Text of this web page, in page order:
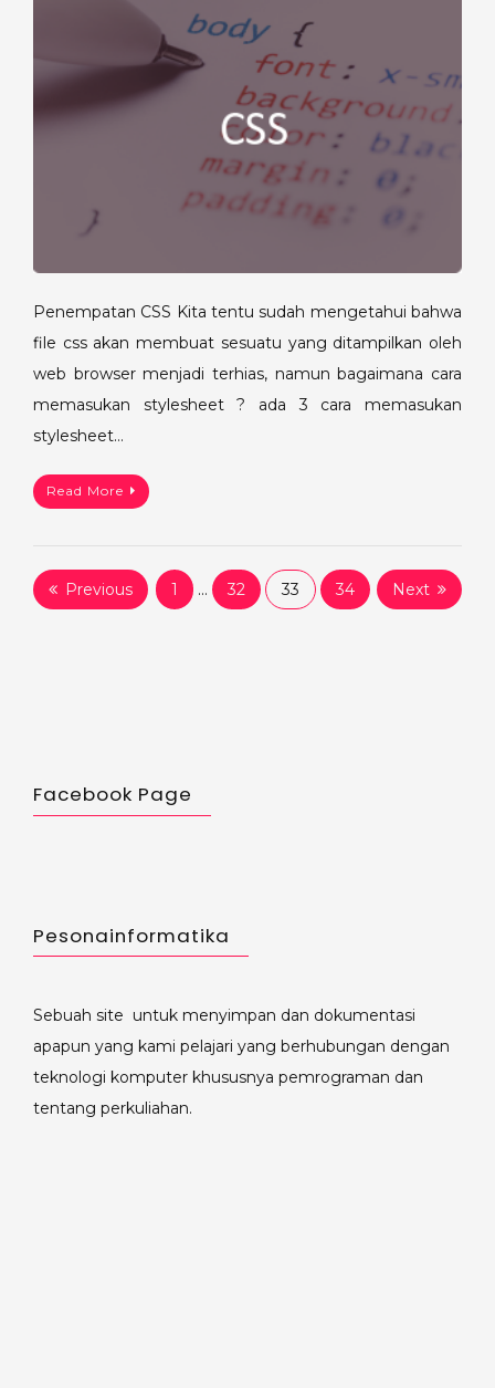
Penempatan CSS Kita tentu sudah mengetahui bahwa
file css akan membuat sesuatu yang ditampilkan oleh
web browser menjadi terhias, namun bagaimana cara
memasukan stylesheet ? ada 3 cara memasukan
stylesheet…
Read More
PostsPrevious 1 … 32 33 34 Next
Facebook Page
Pesonainformatika
Sebuah site untuk menyimpan dan dokumentasi
apapun yang kami pelajari yang berhubungan dengan
teknologi komputer khususnya pemrograman dan
tentang perkuliahan.